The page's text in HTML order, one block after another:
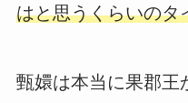
はと思うくらいのタ
甄嬛は本当に果郡王